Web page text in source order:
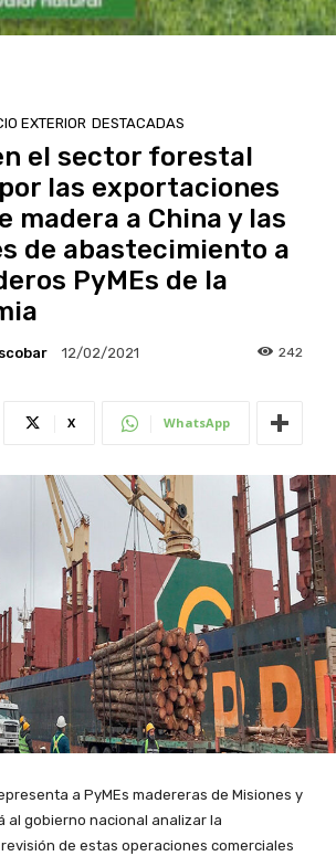
EXTERIOR DESTACADAS
el sector forestal
las exportaciones
madera a China y las
de abastecimiento a
PyMEs de la
12/02/2021 242
X WhatsApp
a PyMEs madereras de Misiones y
al gobierno nacional analizar la
de estas operaciones comerciales